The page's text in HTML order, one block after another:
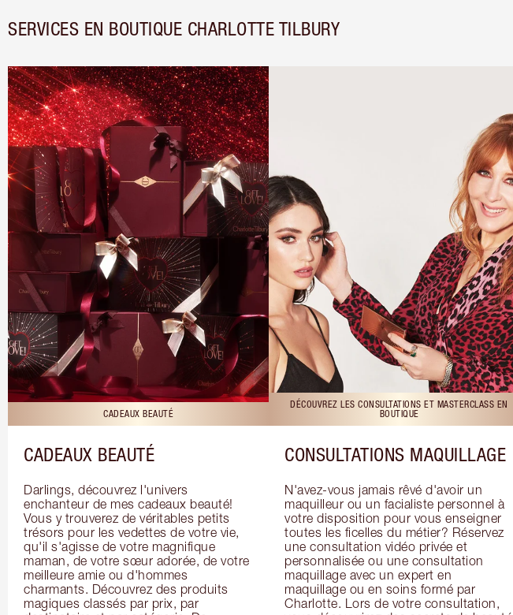
SERVICES EN BOUTIQUE CHARLOTTE TILBURY
CADEAUX BEAUTÉ
CADEAUX BEAUTÉ
Darlings, découvrez l'univers
enchanteur de mes cadeaux beauté!
Vous y trouverez de véritables petits
trésors pour les vedettes de votre vie,
qu'il s'agisse de votre magnifique
maman, de votre sœur adorée, de votre
meilleure amie ou d'hommes
charmants. Découvrez des produits
magiques classés par prix, par
DÉCOUVREZ LES CONSULTATIONS ET MASTERCLASS EN
BOUTIQUE
CONSULTATIONS MAQUILLAGE
N'avez-vous jamais rêvé d'avoir un
maquilleur ou un facialiste personnel à
votre disposition pour vous enseigner
toutes les ficelles du métier? Réservez
une consultation vidéo privée et
personnalisée ou une consultation
maquillage avec un expert en
maquillage ou en soins formé par
Charlotte. Lors de votre consultation,